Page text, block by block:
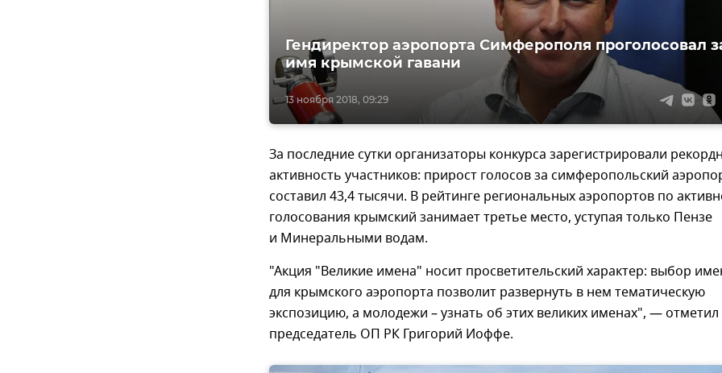
13 ноября 2018, 09:29
Гендиректор аэропорта Симферополя проголосовал
имя крымской гавани
За последние сутки организаторы конкурса зарегистрировали
активность участников: прирост голосов за симферопольский
составил 43,4 тысячи. В рейтинге региональных аэропортов по
голосования крымский занимает третье место, уступая только Пензе
и Минеральными водам.
"Акция "Великие имена" носит просветительский характер: выбор
для крымского аэропорта позволит развернуть в нем тематическую
экспозицию, а молодежи – узнать об этих великих именах", — отметил
председатель ОП РК Григорий Иоффе.